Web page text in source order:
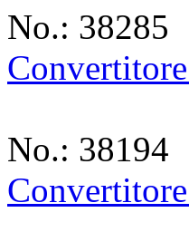
No.: 38285
No.: 38194